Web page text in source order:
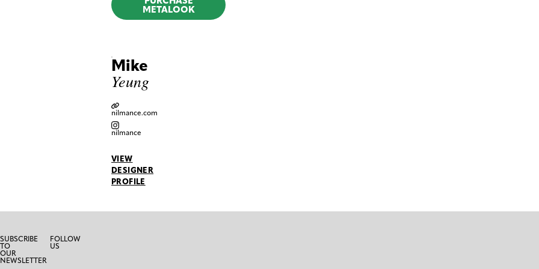
METALOOK
Mike
Yeung
nilmance.com
nilmance
VIEW
DESIGNER
PROFILE
SUBSCRIBE
TO
OUR
NEWSLETTER
FOLLOW
US